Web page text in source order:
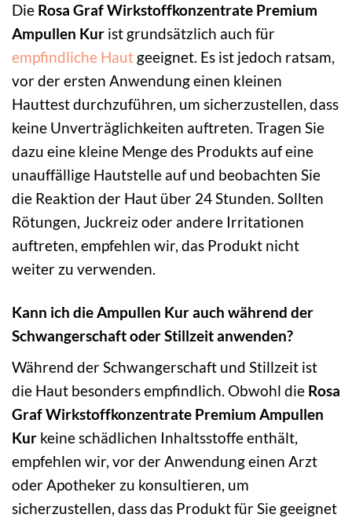
Die Rosa Graf Wirkstoffkonzentrate Premium
Ampullen Kur ist grundsätzlich auch für
empfindliche Haut geeignet. Es ist jedoch ratsam,
vor der ersten Anwendung einen kleinen
Hauttest durchzuführen, um sicherzustellen, dass
keine Unverträglichkeiten auftreten. Tragen Sie
dazu eine kleine Menge des Produkts auf eine
unauffällige Hautstelle auf und beobachten Sie
die Reaktion der Haut über 24 Stunden. Sollten
Rötungen, Juckreiz oder andere Irritationen
auftreten, empfehlen wir, das Produkt nicht
weiter zu verwenden.
Kann ich die Ampullen Kur auch während der
Schwangerschaft oder Stillzeit anwenden?
Während der Schwangerschaft und Stillzeit ist
die Haut besonders empfindlich. Obwohl die Rosa
Graf Wirkstoffkonzentrate Premium Ampullen
Kur keine schädlichen Inhaltsstoffe enthält,
empfehlen wir, vor der Anwendung einen Arzt
oder Apotheker zu konsultieren, um
sicherzustellen, dass das Produkt für Sie geeignet